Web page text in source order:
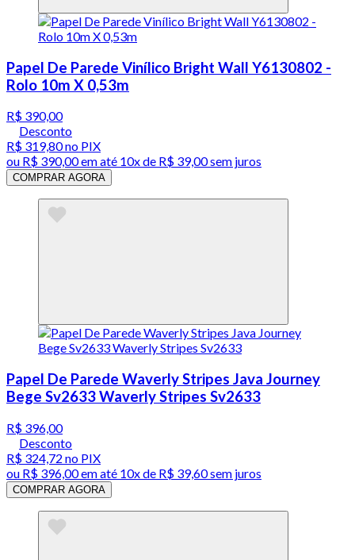
Papel De Parede Vinílico Bright Wall Y6130802 -
Rolo 10m X 0,53m
R$ 390,00
Desconto
R$ 319,80no PIX
ou R$ 390,00em até 10x de R$ 39,00 sem juros
COMPRAR AGORA
Papel De Parede Waverly Stripes Java Journey
Bege Sv2633 Waverly Stripes Sv2633
R$ 396,00
Desconto
R$ 324,72 no PIX
ou R$ 396,00em até 10x de R$ 39,60 sem juros
COMPRAR AGORA